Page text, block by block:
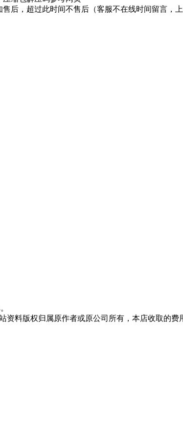
后，超过此时间不售后（客服不在线时间留言，上
料版权归属原作者或原公司所有，本店收取的费